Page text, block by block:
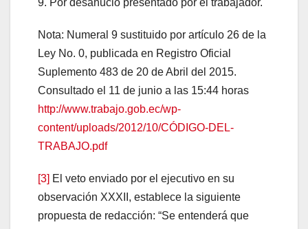
9. Por desahucio presentado por el trabajador.
Nota: Numeral 9 sustituido por artículo 26 de la
Ley No. 0, publicada en Registro Oficial
Suplemento 483 de 20 de Abril del 2015.
Consultado el 11 de junio a las 15:44 horas
http://www.trabajo.gob.ec/wp-
content/uploads/2012/10/CÓDIGO-DEL-
TRABAJO.pdf
[3] El veto enviado por el ejecutivo en su
observación XXXII, establece la siguiente
propuesta de redacción: “Se entenderá que